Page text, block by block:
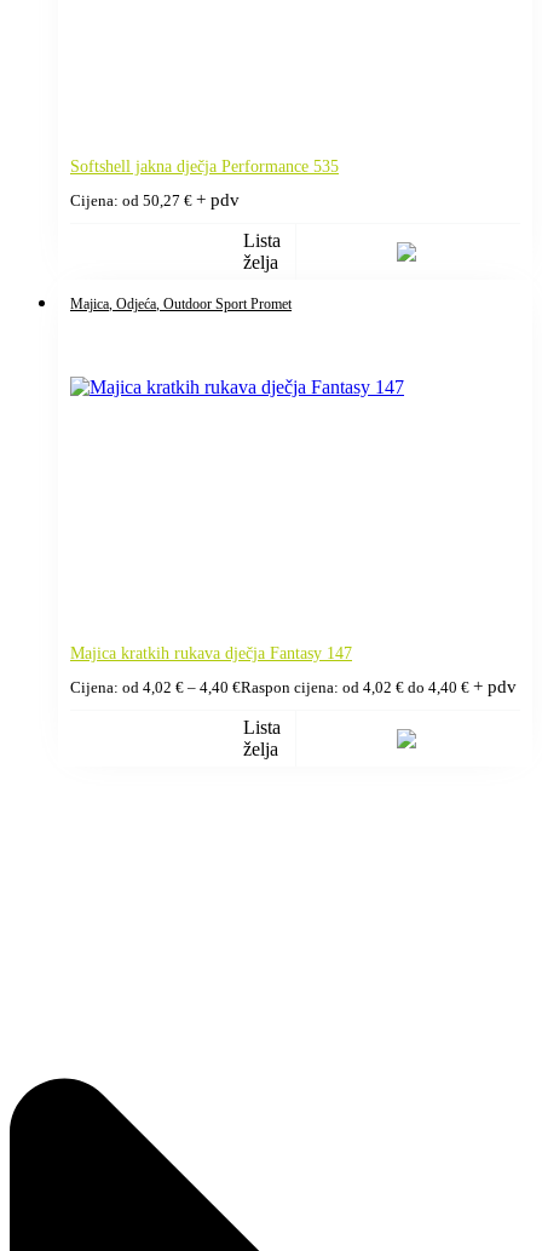
Softshell jakna dječja Performance 535
Cijena: od 50,27 € + pdv
Lista
želja
Majica, Odjeća, Outdoor Sport Promet
Majica kratkih rukava dječja Fantasy 147
Cijena: od 4,02 € – 4,40 €Raspon cijena: od 4,02 € do 4,40 € + pdv
Lista
želja